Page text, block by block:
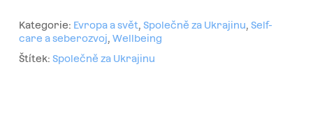
Kategorie: Evropa a svět, Společně za Ukrajinu, Self-
care a seberozvoj, Wellbeing
Štítek: Společně za Ukrajinu